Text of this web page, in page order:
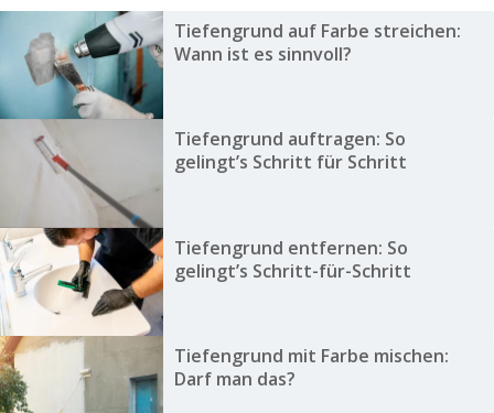
Tiefengrund auf Farbe streichen:
Wann ist es sinnvoll?
Tiefengrund auftragen: So
gelingt’s Schritt für Schritt
Tiefengrund entfernen: So
gelingt’s Schritt-für-Schritt
Tiefengrund mit Farbe mischen:
Darf man das?